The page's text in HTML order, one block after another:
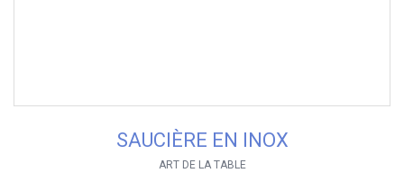
SAUCIÈRE EN INOX
ART DE LA TABLE